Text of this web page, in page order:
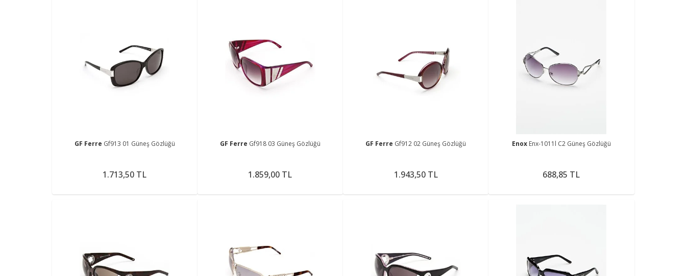
GF Ferre Gf913 01 Güneş Gözlüğü
1.713,50 TL
GF Ferre Gf918 03 Güneş Gözlüğü
1.859,00 TL
GF Ferre Gf912 02 Güneş Gözlüğü
1.943,50 TL
Enox Enx-1011l C2 Güneş Gözlüğü
688,85 TL